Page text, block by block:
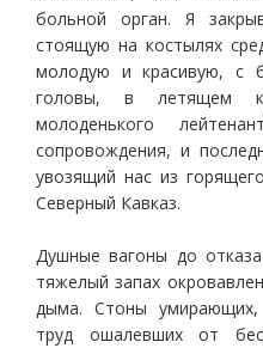
больной орган. Я
стоящую на костылях
молодую и красивую, с
головы, в летящем
молоденького
сопровождения, и
увозящий нас из
Северный Кавказ.
Душные вагоны до
тяжелый запах
дыма. Стоны умирающих,
труд ошалевших от